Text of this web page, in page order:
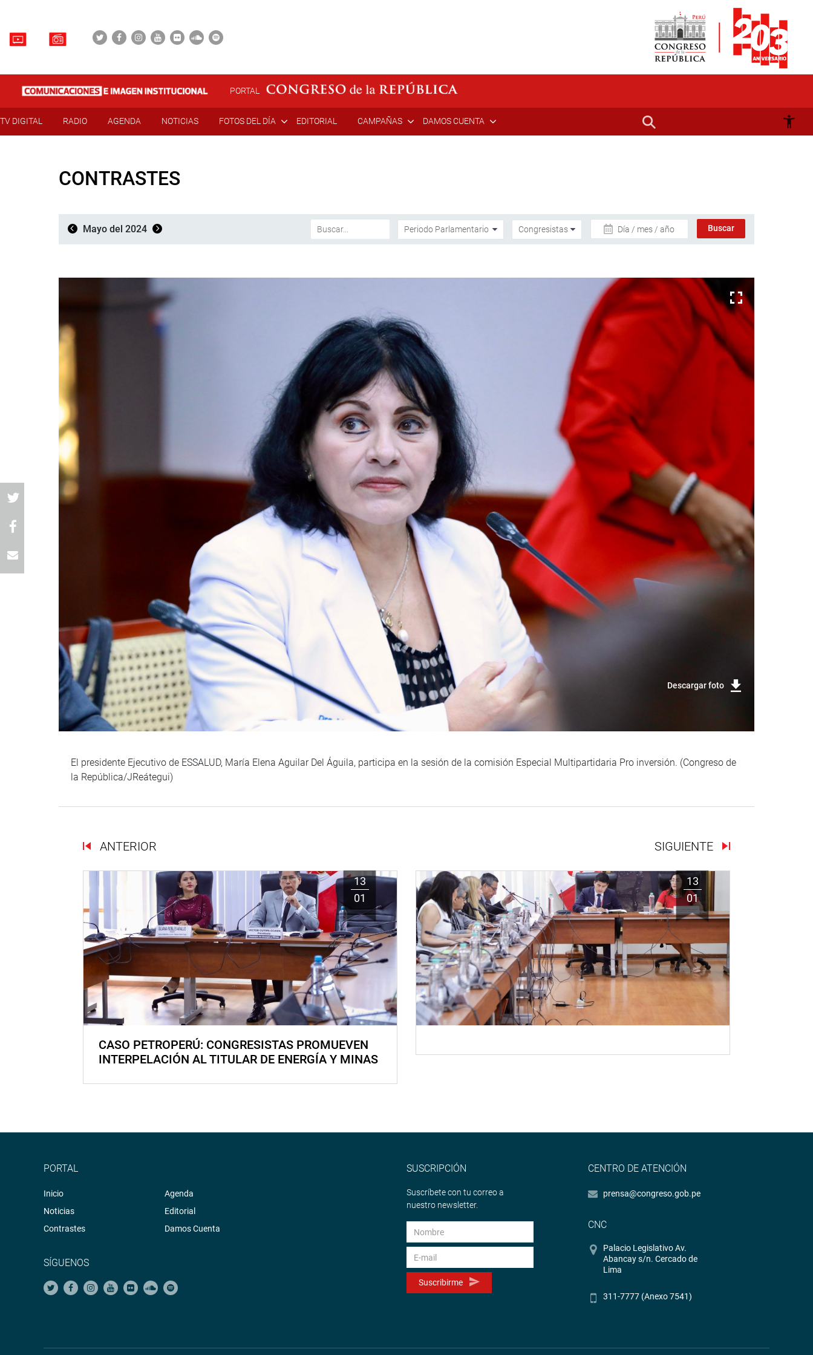
PORTAL
TV DIGITAL RADIO AGENDA NOTICIAS FOTOS DEL DÍA EDITORIAL CAMPAÑAS DAMOS CUENTA
CONTRASTES
Mayo del 2024 Día / mes / año
Descargar foto
El presidente Ejecutivo de ESSALUD, María Elena Aguilar Del Águila, participa en la sesión de la comisión Especial Multipartidaria Pro inversión. (Congreso de
la República/JReátegui)
ANTERIOR SIGUIENTE
13
01
CASO PETROPERÚ: CONGRESISTAS PROMUEVEN
INTERPELACIÓN AL TITULAR DE ENERGÍA Y MINAS
13
01
PORTAL
Inicio
Noticias
Contrastes
Agenda
Editorial
Damos Cuenta
SÍGUENOS
SUSCRIPCIÓN
Suscríbete con tu correo a
nuestro newsletter.
Suscribirme
CENTRO DE ATENCIÓN
prensa@congreso.gob.pe
CNC
Palacio Legislativo Av.
Abancay s/n. Cercado de
Lima
311-7777 (Anexo 7541)